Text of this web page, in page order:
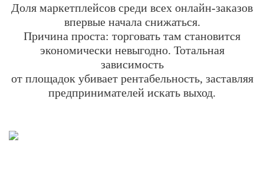
Доля маркетплейсов среди всех онлайн-заказов
впервые начала снижаться.
Причина проста: торговать там становится
экономически невыгодно. Тотальная
зависимость
от площадок убивает рентабельность, заставляя
предпринимателей искать выход.